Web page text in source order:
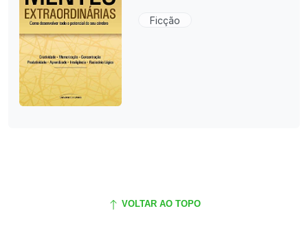
Ficção
VOLTAR AO TOPO